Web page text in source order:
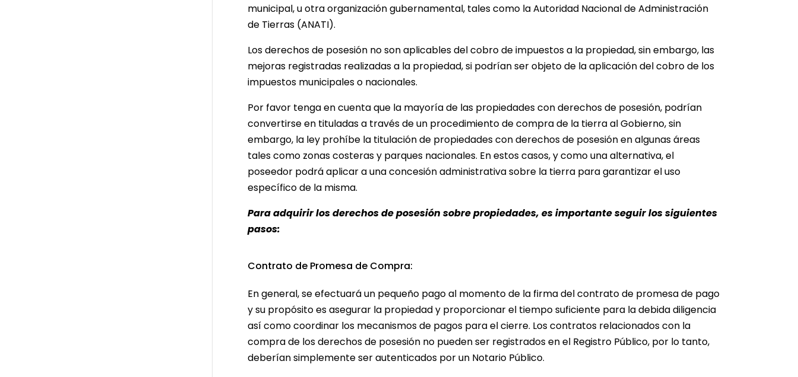
municipal, u otra organización gubernamental, tales como la Autoridad Nacional de Administración
de Tierras (ANATI).
Los derechos de posesión no son aplicables del cobro de impuestos a la propiedad, sin embargo, las
mejoras registradas realizadas a la propiedad, si podrían ser objeto de la aplicación del cobro de los
impuestos municipales o nacionales.
Por favor tenga en cuenta que la mayoría de las propiedades con derechos de posesión, podrían
convertirse en tituladas a través de un procedimiento de compra de la tierra al Gobierno, sin
embargo, la ley prohíbe la titulación de propiedades con derechos de posesión en algunas áreas
tales como zonas costeras y parques nacionales. En estos casos, y como una alternativa, el
poseedor podrá aplicar a una concesión administrativa sobre la tierra para garantizar el uso
específico de la misma.
Para adquirir los derechos de posesión sobre propiedades, es importante seguir los siguientes
pasos:
Contrato de Promesa de Compra:
En general, se efectuará un pequeño pago al momento de la firma del contrato de promesa de pago
y su propósito es asegurar la propiedad y proporcionar el tiempo suficiente para la debida diligencia
así como coordinar los mecanismos de pagos para el cierre. Los contratos relacionados con la
compra de los derechos de posesión no pueden ser registrados en el Registro Público, por lo tanto,
deberían simplemente ser autenticados por un Notario Público.